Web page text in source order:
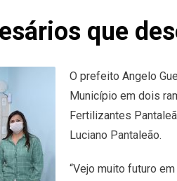
que
O prefeito Angelo
Município em dois
Fertilizantes
Luciano Pantaleão.
“Vejo muito futuro